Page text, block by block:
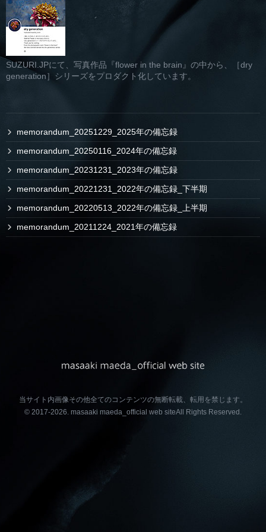
SUZURI.JPにて、写真作品『flower in the brain』の中から、［dry
generation］シリーズをプロダクト化しています。
memorandum_20251229_2025年の備忘録
memorandum_20250116_2024年の備忘録
memorandum_20231231_2023年の備忘録
memorandum_20221231_2022年の備忘録_下半期
memorandum_20220513_2022年の備忘録_上半期
memorandum_20211224_2021年の備忘録
当サイト内画像その他全てのコンテンツの無断転載、転用を禁じます。
© 2017-2026. masaaki maeda_official web siteAll Rights Reserved.